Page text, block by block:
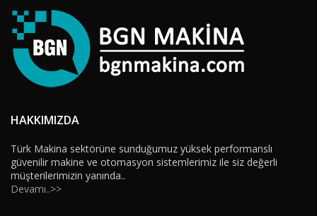
HAKKIMIZDA
Türk Makina sektörüne sunduğumuz yüksek performanslı
güvenilir makine ve otomasyon sistemlerimiz ile siz değerli
müşterilerimizin yanında..
Devamı..>>